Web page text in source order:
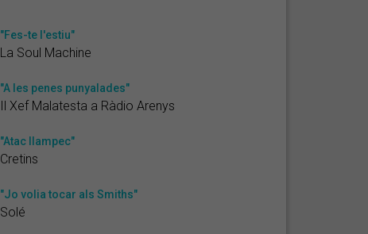
"Fes-te l'estiu"
La Soul Machine
"A les penes punyalades"
Il Xef Malatesta a Ràdio Arenys
"Atac llampec"
Cretins
"Jo volia tocar als Smiths"
Solé